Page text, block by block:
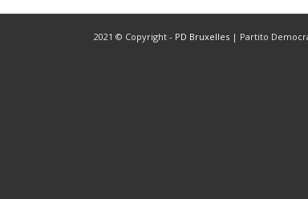
2021 © Copyright - PD Bruxelles | Partito